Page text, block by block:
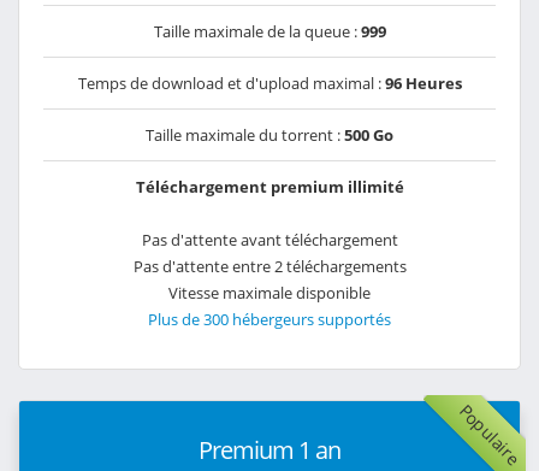
Taille maximale de la queue :999
Temps de download et d'upload maximal :96 Heures
Taille maximale du torrent :500 Go
Téléchargement premium illimité
Pas d'attente avant téléchargement
Pas d'attente entre 2 téléchargements
Vitesse maximale disponible
Plus de 300 hébergeurs supportés
Populaire
Premium 1 an